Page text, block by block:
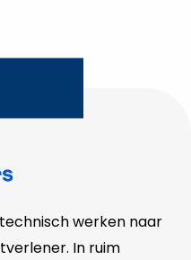
werken naar
In ruim